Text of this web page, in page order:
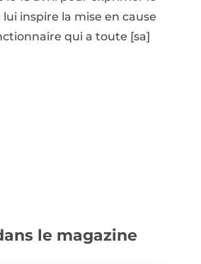
lui inspire la mise en cause
qui a toute [sa]
le magazine